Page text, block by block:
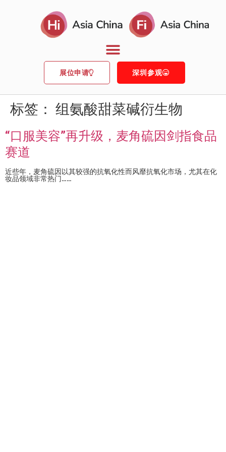
展位申请 深圳参观
标签： 组氨酸甜菜碱衍生物
“口服美容”再升级，麦角硫因剑指食品
赛道
近些年，麦角硫因以其较强的抗氧化性而风靡抗氧化市场，尤其在化
妆品领域非常热门……